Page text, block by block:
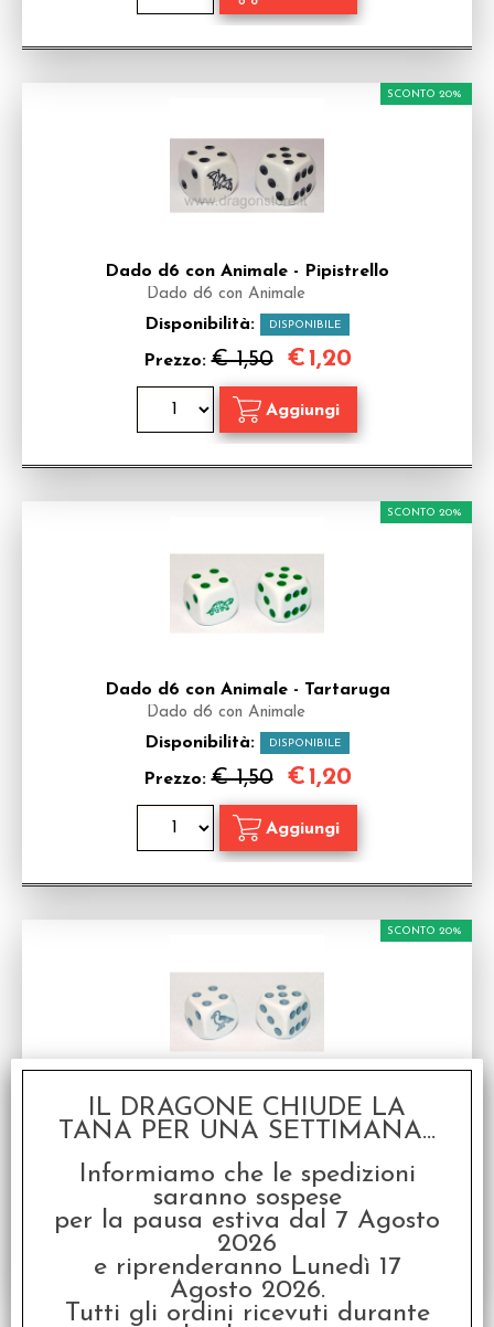
Dado d6 con Animale - Pipistrello
Dado d6 con Animale
Disponibilità: DISPONIBILE
Prezzo:€ 1,50
SCONTO 20%
€1,20
Dado d6 con Animale - Tartaruga
Dado d6 con Animale
Disponibilità: DISPONIBILE
Prezzo:€ 1,50
SCONTO 20%
€1,20
Dado d6 con Animale - Gabbiano
Dado d6 con Animale
Disponibilità: DISPONIBILE
Prezzo:€ 1,50
SCONTO 20%
€1,20
IL DRAGONE CHIUDE LA
TANA PER UNA SETTIMANA...
Informiamo che le spedizioni
saranno sospese
per la pausa estiva dal 7 Agosto
2026
e riprenderanno Lunedì 17
Agosto 2026.
Tutti gli ordini ricevuti durante